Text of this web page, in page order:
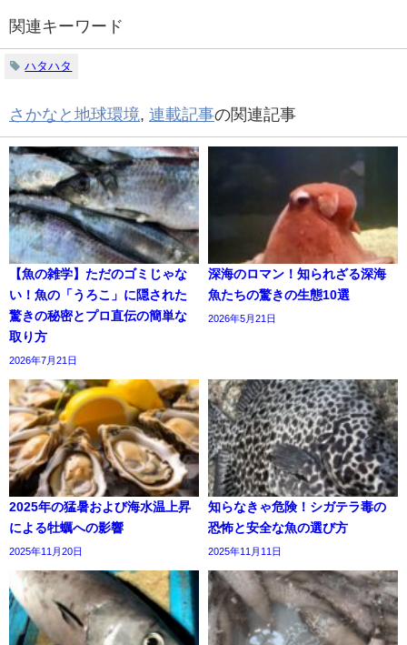
関連キーワード
ハタハタ
さかなと地球環境, 連載記事の関連記事
【魚の雑学】ただのゴミじゃな
い！魚の「うろこ」に隠された
驚きの秘密とプロ直伝の簡単な
取り方
2026年7月21日
深海のロマン！知られざる深海
魚たちの驚きの生態10選
2026年5月21日
2025年の猛暑および海水温上昇
による牡蠣への影響
2025年11月20日
知らなきゃ危険！シガテラ毒の
恐怖と安全な魚の選び方
2025年11月11日